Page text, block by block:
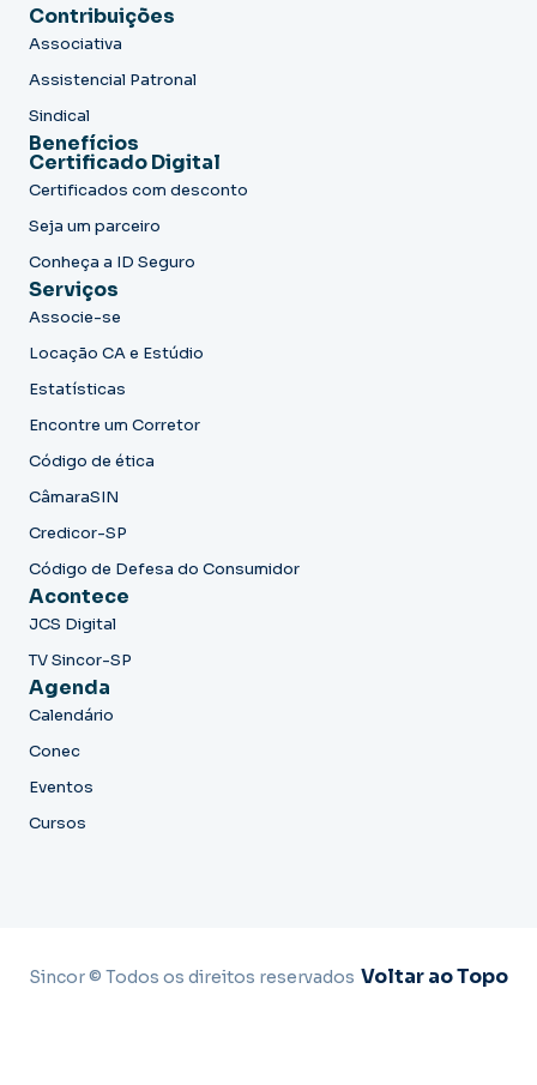
Contribuições
Associativa
Assistencial Patronal
Sindical
Benefícios
Certificado Digital
Certificados com desconto
Seja um parceiro
Conheça a ID Seguro
Serviços
Associe-se
Locação CA e Estúdio
Estatísticas
Encontre um Corretor
Código de ética
CâmaraSIN
Credicor-SP
Código de Defesa do Consumidor
Acontece
JCS Digital
TV Sincor-SP
Agenda
Calendário
Conec
Eventos
Cursos
Sincor © Todos os direitos reservados Voltar ao Topo